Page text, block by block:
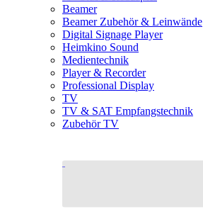
Beamer
Beamer Zubehör & Leinwände
Digital Signage Player
Heimkino Sound
Medientechnik
Player & Recorder
Professional Display
TV
TV & SAT Empfangstechnik
Zubehör TV